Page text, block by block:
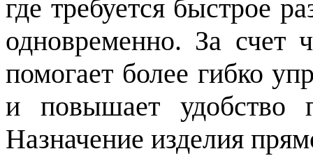
где требуется быстрое
одновременно. За счет
помогает более гибко
и повышает удобство
Назначение изделия